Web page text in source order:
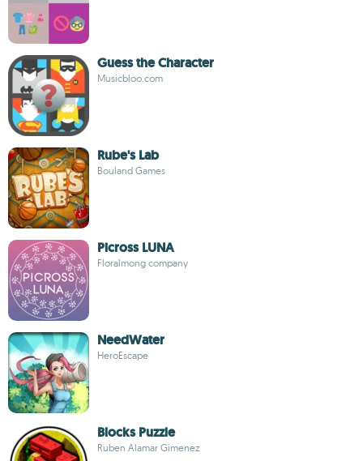
Guess the Character
Musicbloo.com
Rube's Lab
Bouland Games
Picross LUNA
Floralmong company
NeedWater
HeroEscape
Blocks Puzzle
Ruben Alamar Gimenez